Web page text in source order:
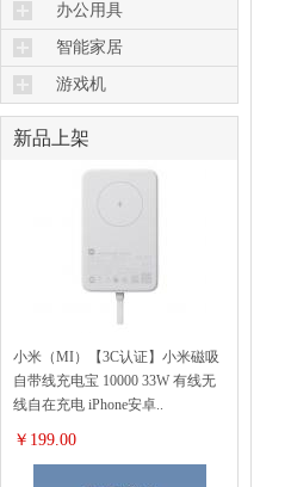
办公用具
智能家居
游戏机
新品上架
小米（MI）【3C认证】小米磁吸
自带线充电宝 10000 33W 有线无
线自在充电 iPhone安卓..
￥199.00